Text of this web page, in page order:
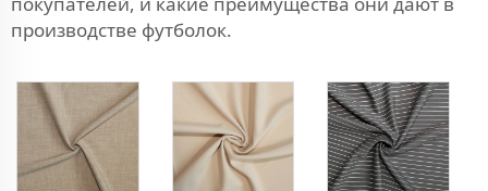
производстве футболок.